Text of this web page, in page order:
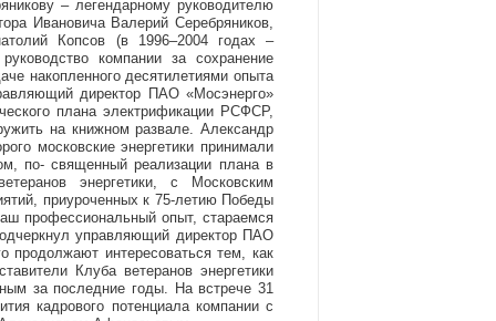
– легендарному руководителю
Ивановича Валерий Серебряников,
Копсов (в 1996–2004 годах –
компании за сохранение
накопленного десятилетиями опыта
директор ПАО «Мосэнерго»
плана электрификации РСФСР,
на книжном развале. Александр
московские энергетики принимали
по- священный реализации плана в
энергетики, с Московским
приуроченных к 75-летию Победы
профессиональный опыт, стараемся
управляющий директор ПАО
продолжают интересоваться тем, как
Клуба ветеранов энергетики
за последние годы. На встрече 31
кадрового потенциала компании с